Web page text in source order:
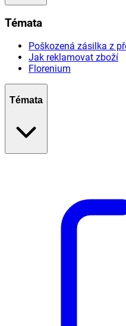
Témata
Poškozená zásilka z
Jak reklamovat zboží
Florenium
Témata